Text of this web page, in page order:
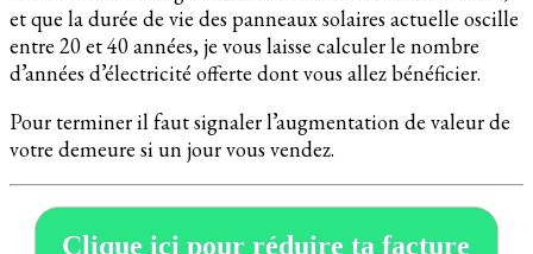
et que la durée de vie des panneaux solaires actuelle oscille
entre 20 et 40 années, je vous laisse calculer le nombre
d’années d’électricité offerte dont vous allez bénéficier.
Pour terminer il faut signaler l’augmentation de valeur de
votre demeure si un jour vous vendez.
Clique ici pour réduire ta facture